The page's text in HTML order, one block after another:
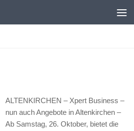
ALTENKIRCHEN – Xpert Business –
nun auch Angebote in Altenkirchen –
Ab Samstag, 26. Oktober, bietet die